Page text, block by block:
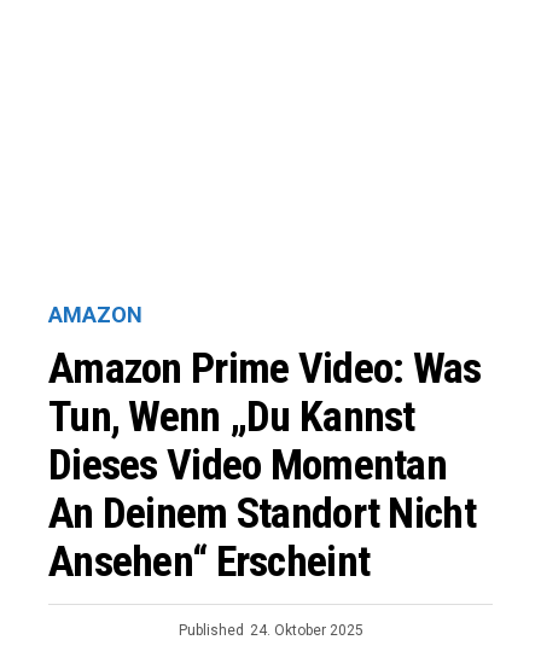
AMAZON
Amazon Prime Video: Was
Tun, Wenn „Du Kannst
Dieses Video Momentan
An Deinem Standort Nicht
Ansehen“ Erscheint
Published 24. Oktober 2025